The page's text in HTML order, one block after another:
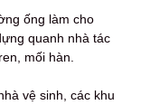
ống làm cho
quanh nhà tác
mối hàn.
vệ sinh, các khu